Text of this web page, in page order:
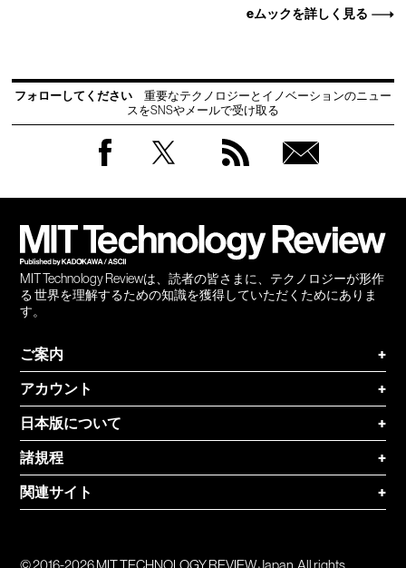
eムックを詳しく見る
フォローしてください
重要なテクノロジーとイノベーションのニュー
スをSNSやメールで受け取る
MIT Technology Reviewは、読者の皆さまに、テクノロジーが形作
る 世界を理解するための知識を獲得していただくためにありま
す。
ご案内
+
アカウント
+
日本版について
+
諸規程
+
関連サイト
+
© 2016-2026 MIT TECHNOLOGY REVIEW Japan. All rights